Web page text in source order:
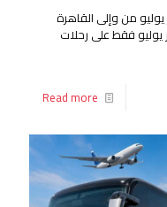
| عروض شهر يوليو من وإلى القاهرة
فقط على رحلات
Read more